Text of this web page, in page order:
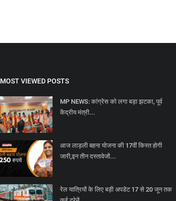
MOST VIEWED POSTS
MP NEWS: कांग्रेस को लगा बड़ा झटका, पूर्व
केंद्रीय मंत्री...
आज लाड़ली बहना योजना की 17वीं किस्त होगी
जारी,इन तीन दस्तावेजों...
रेल यात्रियों के लिए बड़ी अपडेट 17 से 20 जून तक